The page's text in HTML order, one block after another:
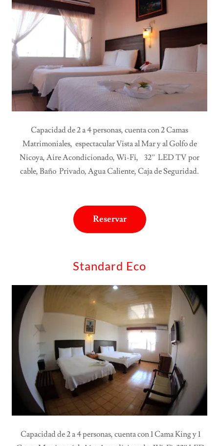
Capacidad de 2 a 4 personas, cuenta con 2 Camas
Matrimoniales, espectacular Vista al Mar y al Golfo de
Nicoya, Aire Acondicionado, Wi-Fi, 32” LED TV por
cable, Baño Privado, Agua Caliente, Caja de Seguridad.
Reservar
Standard Eco
Capacidad de 2 a 4 personas, cuenta con 1 Cama King y 1